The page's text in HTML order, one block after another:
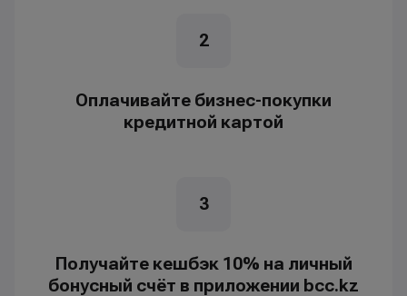
2
Оплачивайте бизнес-покупки
кредитной картой
3
Получайте кешбэк 10% на личный
бонусный счёт в приложении bcc.kz